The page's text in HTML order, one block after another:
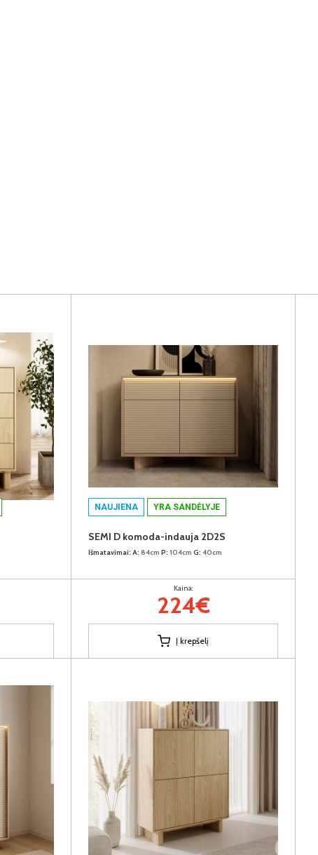
NAUJIENA YRA SANDĖLYJE
SEMI D komoda-indauja 2D2S
Išmatavimai: A: 84cm P: 104cm G: 40cm
Kaina:
224€
Į krepšelį